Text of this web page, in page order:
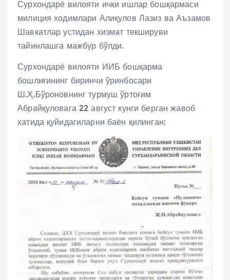
Сурхондарё вилояти ички ишлар бошқармаси
милиция ходимлари Алиқулов Лазиз ва Аъзамов
Шавкатлар устидан хизмат текшируви
тайинлашга мажбур бўлди.
Сурхондарё вилояти ИИБ бошқарма
бошлиғининг биринчи ўринбосари
Ш.Ҳ.Бўроновнинг турмуш ўртоғим
Абрайқуловага 22 август кунги берган жавоб
хатида қуйидагиларни баён қилинган: